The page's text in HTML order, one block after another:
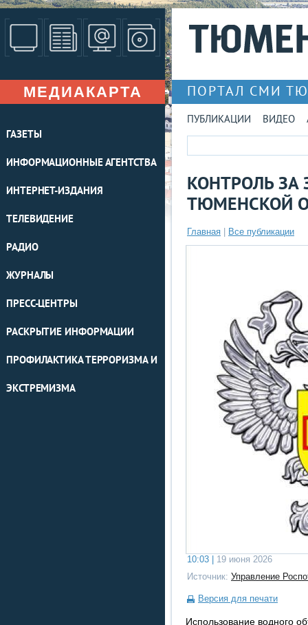
МЕДИАКАРТА
ГАЗЕТЫ
ИНФОРМАЦИОННЫЕ АГЕНТСТВА
ИНТЕРНЕТ-ИЗДАНИЯ
ТЕЛЕВИДЕНИЕ
РАДИО
ЖУРНАЛЫ
ПРЕСС-ЦЕНТРЫ
РАСКРЫТИЕ ИНФОРМАЦИИ
ПРОФИЛАКТИКА ТЕРРОРИЗМА И
ЭКСТРЕМИЗМА
ПОРТАЛ СМИ
ПУБЛИКАЦИИ ВИДЕО
КОНТРОЛЬ
ТЮМЕНСКОЙ
Главная Все публикации
10:03 |
19 июня 2026
Источник: Управление
Версия для печати
Использование водного